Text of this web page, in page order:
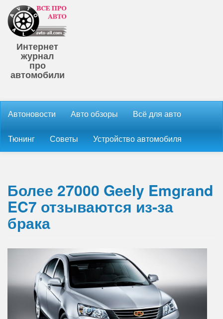
Интернет
журнал
про
автомобили
Автоновости Авто обзоры Всё для авто
Тюнинг Советы Устройство автомобиля
Более 27000 Geely Emgrand
EC7 отзываются из-за
брака